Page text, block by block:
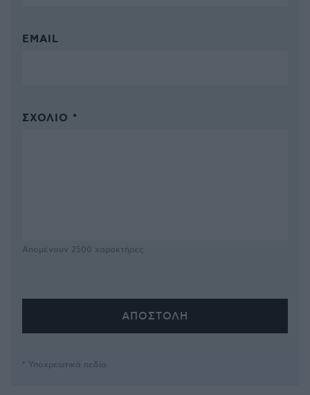
EMAIL
ΣΧΌΛΙΟ *
Απομένουν 2500 χαρακτήρες
* Υποχρεωτικά πεδία